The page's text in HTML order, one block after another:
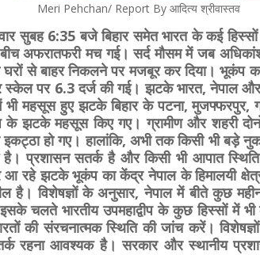
Meri Pehchan/ Report By आदित्य श्रीवास्तव
सुबह 6:35 बजे बिहार समेत भारत के कई
अफरातफरी मच गई। सर्द मौसम में जब
से बाहर निकलने पर मजबूर कर दिया। भूकंप
स्केल पर 6.3 दर्ज की गई। झटके भारत, नेपाल
भी महसूस हुए झटके बिहार के पटना, मुजफ्फरपुर,
झटके महसूस किए गए। ग्रामीण और शहरी
हो गए। हालांकि, अभी तक किसी भी बड़े
प्रशासन सतर्क है और किसी भी आपात
आ रहे झटके भूकंप का केंद्र नेपाल के हिमालयी
है। विशेषज्ञों के अनुसार, नेपाल में बीते कुछ
चलते भारतीय उपमहाद्वीप के कुछ हिस्सों में
की संरचनात्मक स्थिति की जांच करें।
रहना आवश्यक है। सरकार और स्थानीय